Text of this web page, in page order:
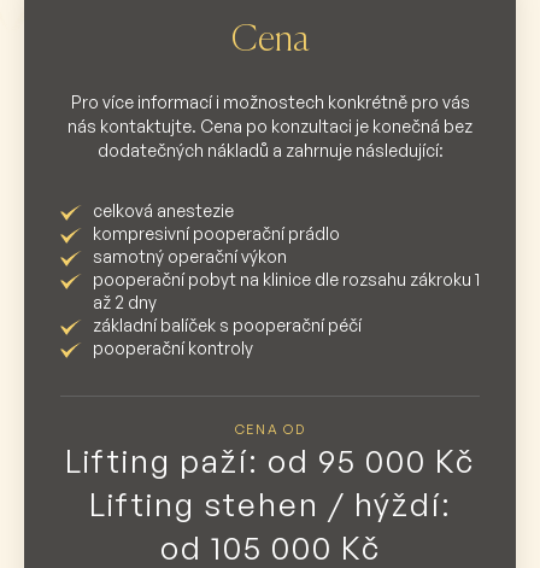
Cena
Pro více informací i možnostech konkrétně pro vás
nás kontaktujte. Cena po konzultaci je konečná bez
dodatečných nákladů a zahrnuje následující:
celková anestezie
kompresivní pooperační prádlo
samotný operační výkon
pooperační pobyt na klinice dle rozsahu zákroku 1
až 2 dny
základní balíček s pooperační péčí
pooperační kontroly
CENA OD
Lifting paží: od 95 000 Kč
Lifting stehen / hýždí:
od 105 000 Kč